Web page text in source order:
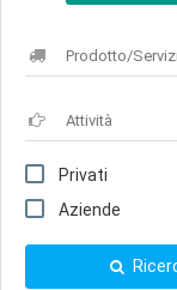
Privati
Aziende